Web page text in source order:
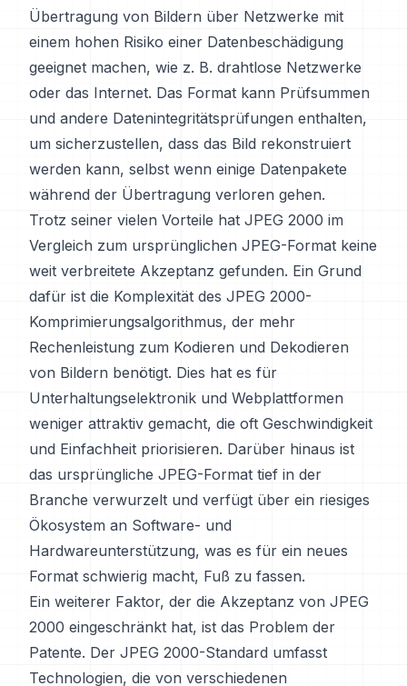
Übertragung von Bildern über Netzwerke mit
einem hohen Risiko einer Datenbeschädigung
geeignet machen, wie z. B. drahtlose Netzwerke
oder das Internet. Das Format kann Prüfsummen
und andere Datenintegritätsprüfungen enthalten,
um sicherzustellen, dass das Bild rekonstruiert
werden kann, selbst wenn einige Datenpakete
während der Übertragung verloren gehen.
Trotz seiner vielen Vorteile hat JPEG 2000 im
Vergleich zum ursprünglichen JPEG-Format keine
weit verbreitete Akzeptanz gefunden. Ein Grund
dafür ist die Komplexität des JPEG 2000-
Komprimierungsalgorithmus, der mehr
Rechenleistung zum Kodieren und Dekodieren
von Bildern benötigt. Dies hat es für
Unterhaltungselektronik und Webplattformen
weniger attraktiv gemacht, die oft Geschwindigkeit
und Einfachheit priorisieren. Darüber hinaus ist
das ursprüngliche JPEG-Format tief in der
Branche verwurzelt und verfügt über ein riesiges
Ökosystem an Software- und
Hardwareunterstützung, was es für ein neues
Format schwierig macht, Fuß zu fassen.
Ein weiterer Faktor, der die Akzeptanz von JPEG
2000 eingeschränkt hat, ist das Problem der
Patente. Der JPEG 2000-Standard umfasst
Technologien, die von verschiedenen